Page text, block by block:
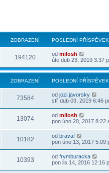
ZOBRAZENÍ POSLEDNÍ PŘÍSPĚVEK
194120 od milosh
úte dub 23, 2019 3:37
ZOBRAZENÍ POSLEDNÍ PŘÍSPĚVEK
73584 od jozi.javorsky
stř dub 03, 2019 6:46
13074 od milosh
pon úno 20, 2017 8:22
10182 od bravaf
pon úno 13, 2017 5:09
10393 od frymburacka
pon lis 14, 2016 12:16